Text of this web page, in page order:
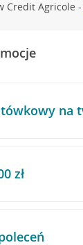
Credit Agricole
na
zł